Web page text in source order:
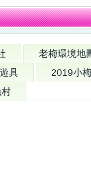
老梅環境地
具
2019小